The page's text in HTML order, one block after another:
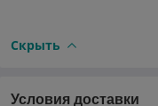
Скрыть
Условия доставки